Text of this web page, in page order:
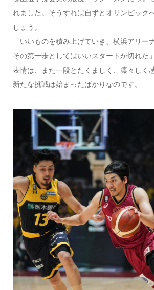
れました。そうすれば自ずとオリンピック
しょう。
「いいものを積み上げていき、横浜アリー
その第一歩としてはいいスタートが切れた
表情は、また一段とたくましく、凛々しく
新たな挑戦は始まったばかりなのです。